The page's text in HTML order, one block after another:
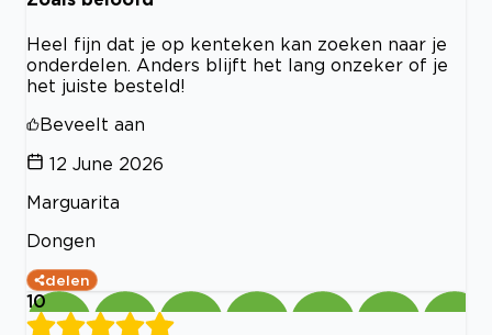
Heel fijn dat je op kenteken kan zoeken naar je
onderdelen. Anders blijft het lang onzeker of je
het juiste besteld!
Beveelt aan
12 June 2026
Marguarita
Dongen
delen
10